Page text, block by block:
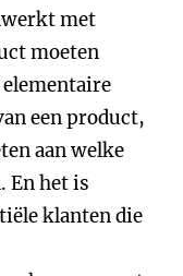
met
moeten
een product,
aan welke
En het is
klanten die